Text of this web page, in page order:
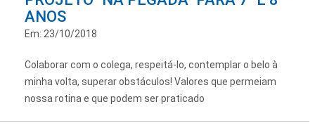
ANOS
Em: 23/10/2018
Colaborar com o colega, respeitá-lo, contemplar o belo à
minha volta, superar obstáculos! Valores que permeiam
nossa rotina e que podem ser praticado